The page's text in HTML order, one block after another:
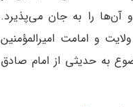
آن‌ها را به جان می‌پذیرد.
و امامت امیرالمؤمنین
به حدیثی از امام صادق